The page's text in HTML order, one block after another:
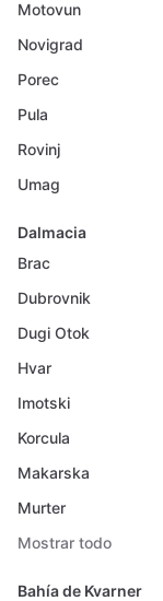
Motovun
Novigrad
Porec
Pula
Rovinj
Umag
Dalmacia
Brac
Dubrovnik
Dugi Otok
Hvar
Imotski
Korcula
Makarska
Murter
Mostrar todo
Bahía de Kvarner